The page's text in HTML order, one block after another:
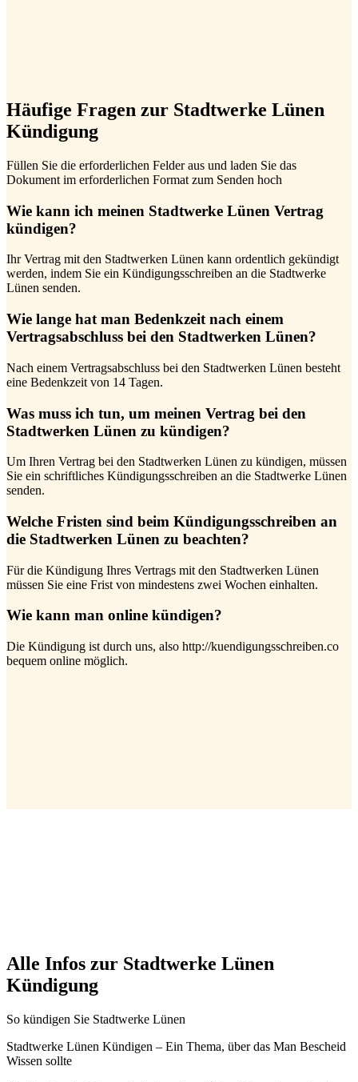
Häufige Fragen zur Stadtwerke Lünen
Kündigung
Füllen Sie die erforderlichen Felder aus und laden Sie das
Dokument im erforderlichen Format zum Senden hoch
Wie kann ich meinen Stadtwerke Lünen Vertrag
kündigen?
Ihr Vertrag mit den Stadtwerken Lünen kann ordentlich gekündigt
werden, indem Sie ein Kündigungsschreiben an die Stadtwerke
Lünen senden.
Wie lange hat man Bedenkzeit nach einem
Vertragsabschluss bei den Stadtwerken Lünen?
Nach einem Vertragsabschluss bei den Stadtwerken Lünen besteht
eine Bedenkzeit von 14 Tagen.
Was muss ich tun, um meinen Vertrag bei den
Stadtwerken Lünen zu kündigen?
Um Ihren Vertrag bei den Stadtwerken Lünen zu kündigen, müssen
Sie ein schriftliches Kündigungsschreiben an die Stadtwerke Lünen
senden.
Welche Fristen sind beim Kündigungsschreiben an
die Stadtwerken Lünen zu beachten?
Für die Kündigung Ihres Vertrags mit den Stadtwerken Lünen
müssen Sie eine Frist von mindestens zwei Wochen einhalten.
Wie kann man online kündigen?
Die Kündigung ist durch uns, also http://kuendigungsschreiben.co
bequem online möglich.
Alle Infos zur Stadtwerke Lünen
Kündigung
So kündigen Sie Stadtwerke Lünen
Stadtwerke Lünen Kündigen – Ein Thema, über das Man Bescheid
Wissen sollte